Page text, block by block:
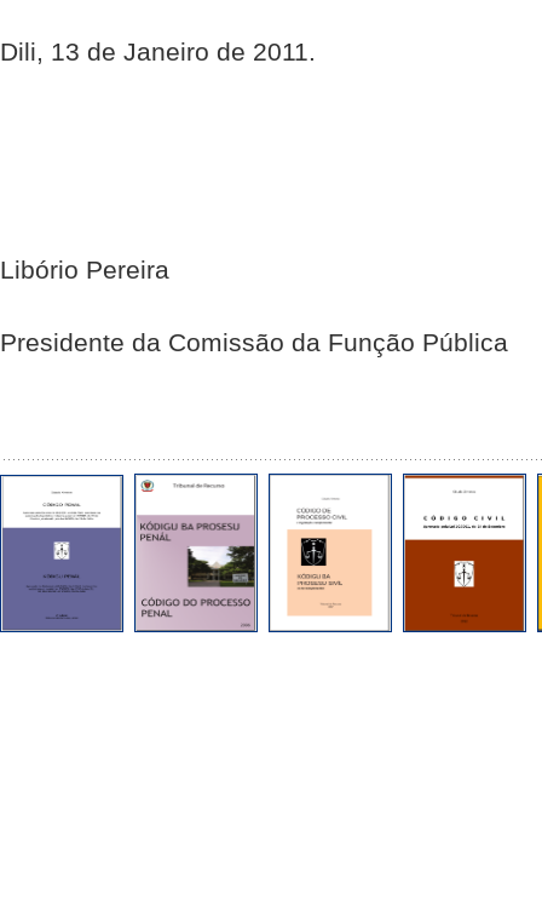
Dili, 13 de Janeiro de 2011.
Libório Pereira
Presidente da Comissão da Função Pública